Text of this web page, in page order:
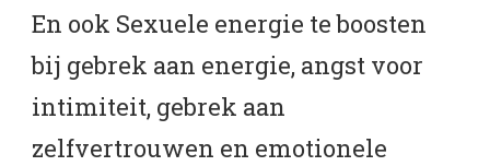
En ook Sexuele energie te boosten
bij gebrek aan energie, angst voor
intimiteit, gebrek aan
zelfvertrouwen en emotionele